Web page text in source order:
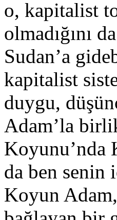
o, kapitalist
olmadığını
Sudan’a
kapitalist
duygu,
Adam’la
Koyunu’nda
da ben senin
Koyun